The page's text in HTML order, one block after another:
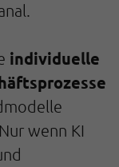
individuelle
wenn KI